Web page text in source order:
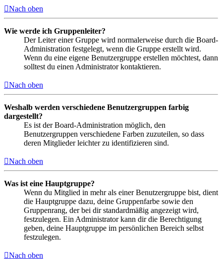
Nach oben
Wie werde ich Gruppenleiter?
Der Leiter einer Gruppe wird normalerweise durch die Board-
Administration festgelegt, wenn die Gruppe erstellt wird.
Wenn du eine eigene Benutzergruppe erstellen möchtest, dann
solltest du einen Administrator kontaktieren.
Nach oben
Weshalb werden verschiedene Benutzergruppen farbig
dargestellt?
Es ist der Board-Administration möglich, den
Benutzergruppen verschiedene Farben zuzuteilen, so dass
deren Mitglieder leichter zu identifizieren sind.
Nach oben
Was ist eine Hauptgruppe?
Wenn du Mitglied in mehr als einer Benutzergruppe bist, dient
die Hauptgruppe dazu, deine Gruppenfarbe sowie den
Gruppenrang, der bei dir standardmäßig angezeigt wird,
festzulegen. Ein Administrator kann dir die Berechtigung
geben, deine Hauptgruppe im persönlichen Bereich selbst
festzulegen.
Nach oben